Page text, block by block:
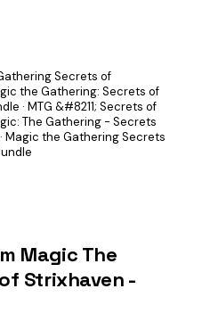
Secrets of
the Gathering: Secrets of
· MTG &#8211; Secrets of
The Gathering - Secrets
Magic the Gathering Secrets
Magic The
Strixhaven -